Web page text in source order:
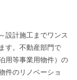
設計施工までワンス
す。不動産部門で
用等事業用物件）の
件のリノベーショ